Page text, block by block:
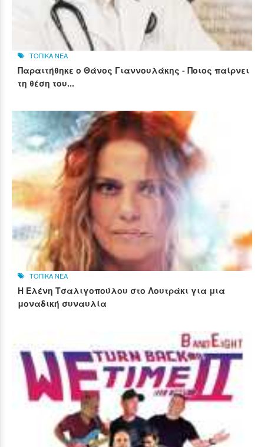
ΤΟΠΙΚΑ ΝΕΑ
Παραιτήθηκε ο Θάνος Γιαννουλάκης - Ποιος παίρνει
τη θέση του...
ΤΟΠΙΚΑ ΝΕΑ
Η Ελένη Τσαλιγοπούλου στο Λουτράκι για μια
μοναδική συναυλία